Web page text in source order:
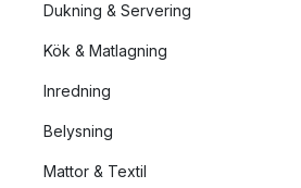
Dukning & Servering
Kök & Matlagning
Inredning
Belysning
Mattor & Textil